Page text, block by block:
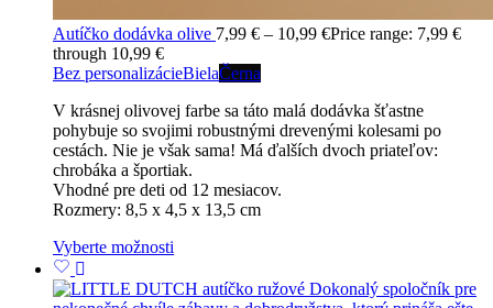
Autíčko dodávka olive 7,99 € – 10,99 €Price range: 7,99 €
through 10,99 €
Bez personalizácieBielaČerna
V krásnej olivovej farbe sa táto malá dodávka šťastne
pohybuje so svojimi robustnými drevenými kolesami po
cestách. Nie je však sama! Má ďalších dvoch priateľov:
chrobáka a športiak.
Vhodné pre deti od 12 mesiacov.
Rozmery: 8,5 x 4,5 x 13,5 cm
Vyberte možnosti